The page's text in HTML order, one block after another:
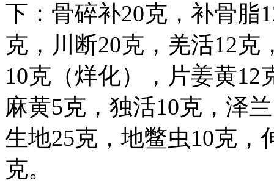
下：骨碎补20克，补骨脂
克，川断20克，羌活12克
10克（烊化），片姜黄12
麻黄5克，独活10克，泽
生地25克，地鳖虫10克，
克。